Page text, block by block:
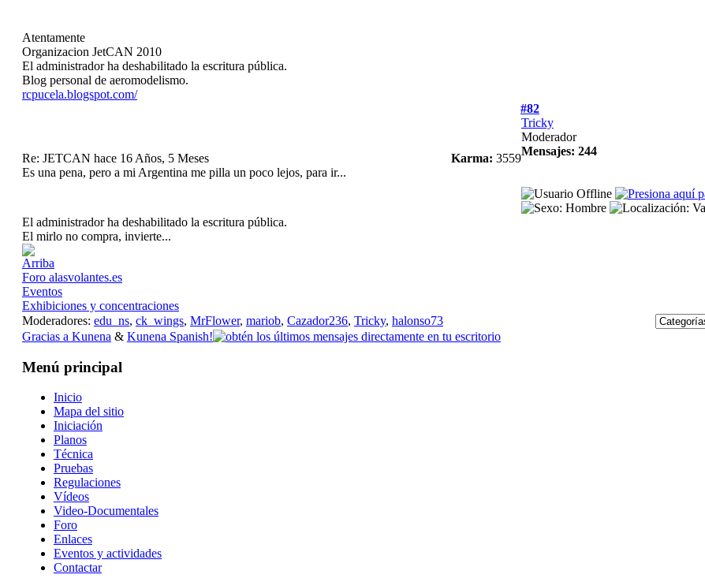
Atentamente
Organizacion JetCAN 2010
El administrador ha deshabilitado la escritura pública.
Blog personal de aeromodelismo.
rcpucela.blogspot.com/
#82
Re: JETCAN hace 16 Años, 5 Meses Karma: 3559
Es una pena, pero a mi Argentina me pilla un poco lejos, para ir...
Tricky
Moderador
Mensajes: 244
El administrador ha deshabilitado la escritura pública.
El mirlo no compra, invierte...
Foro alasvolantes.es
Eventos
Exhibiciones y concentraciones
Moderadores: edu_ns, ck_wings, MrFlower, mariob, Cazador236, Tricky, halonso73
Gracias a Kunena & Kunena Spanish!
Menú principal
Inicio
Mapa del sitio
Iniciación
Planos
Técnica
Pruebas
Regulaciones
Vídeos
Video-Documentales
Foro
Enlaces
Eventos y actividades
Contactar